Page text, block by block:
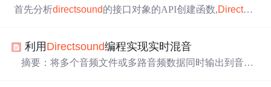
usici.h头文件。如果想直接使用DirectSoundAPI，调用函
首先分析directsound的接口对象的API创建函数,DirectSo
e8后面的数字其实是该directx版本的最新支持的创建函数
(这里我用的是directx 9.0 的SDK),以后见到的数字基
利用 Directsound编程实现实时混音
摘要：将多个音频文件或多路音频数据同时输出到音频